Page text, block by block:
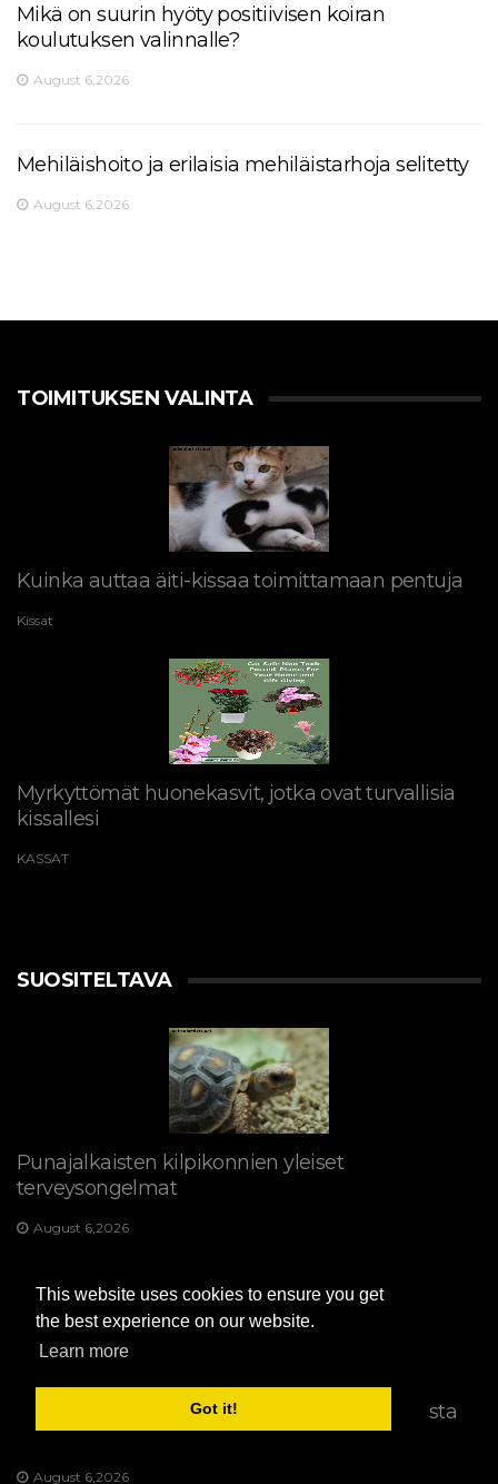
This website uses cookies to ensure you get
the best experience on our website.
Learn more
Got it!
Mikä on suurin hyöty positiivisen koiran
koulutuksen valinnalle?
August 6,2026
Mehiläishoito ja erilaisia ​​mehiläistarhoja selitetty
August 6,2026
TOIMITUKSEN VALINTA
Kuinka auttaa äiti-kissaa toimittamaan pentuja
Kissat
Myrkyttömät huonekasvit, jotka ovat turvallisia
kissallesi
KASSAT
SUOSITELTAVA
Punajalkaisten kilpikonnien yleiset
terveysongelmat
August 6,2026
Kasvattamisen seuraukset: Mikä tekee koirasta
terveen?
August 6,2026